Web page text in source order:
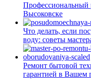
Профессиональный
Высоковске
Что делать, если
воду: советы
Ремонт бытовой
гарантией в Вашем